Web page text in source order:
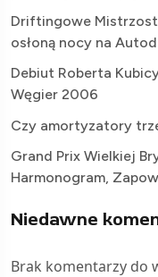
Driftingowe
osłoną nocy na
Debiut Roberta
Węgier 2006
Czy amortyzatory
Grand Prix Wielkiej
Harmonogram,
Niedawne
Brak komentarzy do